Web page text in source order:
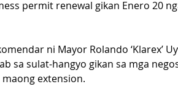
permit renewal gikan Enero 20
ni Mayor Rolando ‘Klarex’
sa sulat-hangyo gikan sa mga
extension.